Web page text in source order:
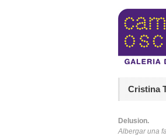
Cristina
Delusion.
Albergar una